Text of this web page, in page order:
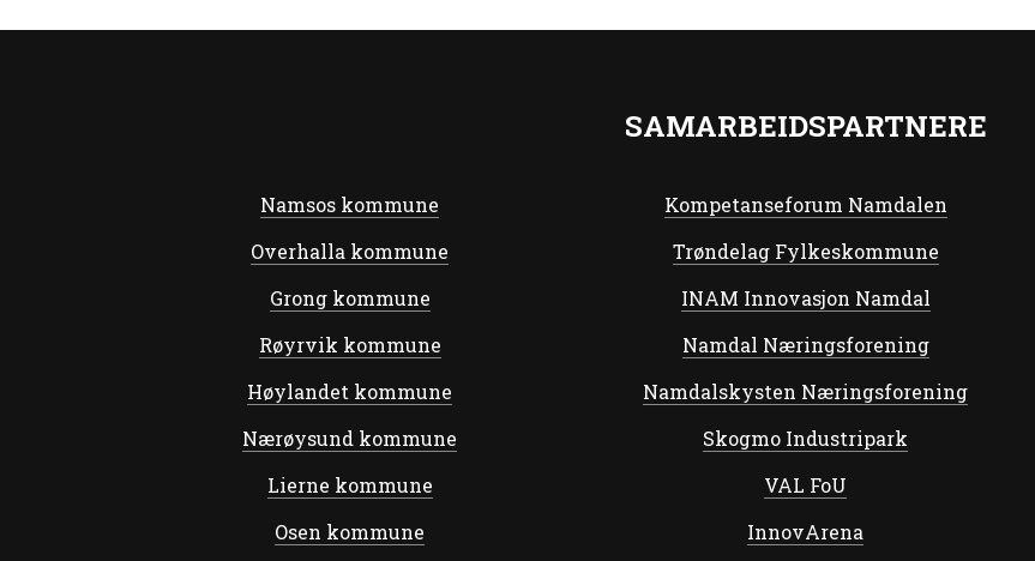
SAMARBEIDSPARTNERE
Namsos kommune
Overhalla kommune
Grong kommune
Røyrvik kommune
Høylandet kommune
Nærøysund kommune
Lierne kommune
Osen kommune
Kompetanseforum Namdalen
Trøndelag Fylkeskommune
INAM Innovasjon Namdal
Namdal Næringsforening
Namdalskysten Næringsforening
Skogmo Industripark
VAL FoU
InnovArena